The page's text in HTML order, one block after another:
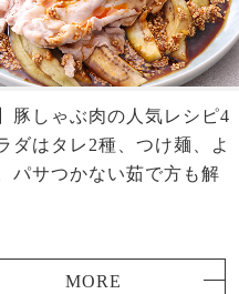
豚しゃぶ肉の人気レシピ4
ダはタレ2種、つけ麺、よ
パサつかない茹で方も解
MORE